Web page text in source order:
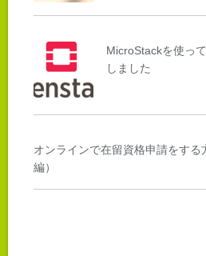
MicroStackを使っ
しました
オンラインで在留資格申請をす
編）